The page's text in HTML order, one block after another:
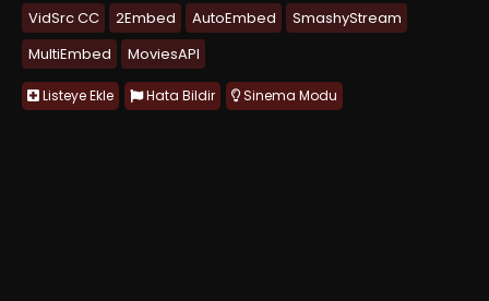
VidSrc CC
2Embed AutoEmbed
SmashyStream
MultiEmbed
MoviesAPI
Listeye Ekle Hata Bildir Sinema Modu